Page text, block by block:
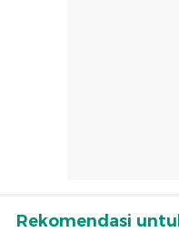
Rekomendasi